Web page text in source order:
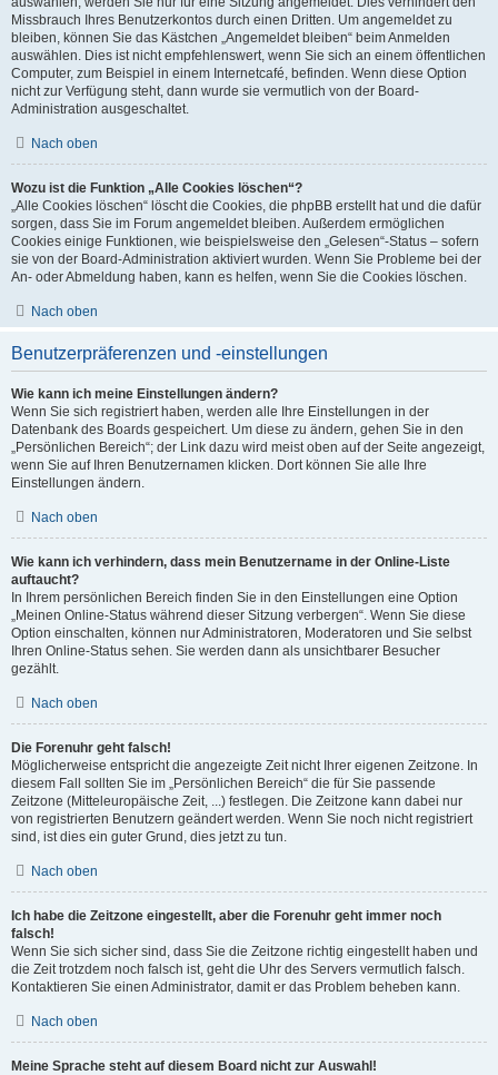
Missbrauch Ihres Benutzerkontos durch einen Dritten. Um angemeldet zu
bleiben, können Sie das Kästchen „Angemeldet bleiben“ beim Anmelden
auswählen. Dies ist nicht empfehlenswert, wenn Sie sich an einem öffentlichen
Computer, zum Beispiel in einem Internetcafé, befinden. Wenn diese Option
nicht zur Verfügung steht, dann wurde sie vermutlich von der Board-
Administration ausgeschaltet.
Nach oben
Wozu ist die Funktion „Alle Cookies löschen“?
„Alle Cookies löschen“ löscht die Cookies, die phpBB erstellt hat und die dafür
sorgen, dass Sie im Forum angemeldet bleiben. Außerdem ermöglichen
Cookies einige Funktionen, wie beispielsweise den „Gelesen“-Status – sofern
sie von der Board-Administration aktiviert wurden. Wenn Sie Probleme bei der
An- oder Abmeldung haben, kann es helfen, wenn Sie die Cookies löschen.
Nach oben
Benutzerpräferenzen und -einstellungen
Wie kann ich meine Einstellungen ändern?
Wenn Sie sich registriert haben, werden alle Ihre Einstellungen in der
Datenbank des Boards gespeichert. Um diese zu ändern, gehen Sie in den
„Persönlichen Bereich“; der Link dazu wird meist oben auf der Seite angezeigt,
wenn Sie auf Ihren Benutzernamen klicken. Dort können Sie alle Ihre
Einstellungen ändern.
Nach oben
Wie kann ich verhindern, dass mein Benutzername in der Online-Liste
auftaucht?
In Ihrem persönlichen Bereich finden Sie in den Einstellungen eine Option
„Meinen Online-Status während dieser Sitzung verbergen“. Wenn Sie diese
Option einschalten, können nur Administratoren, Moderatoren und Sie selbst
Ihren Online-Status sehen. Sie werden dann als unsichtbarer Besucher
gezählt.
Nach oben
Die Forenuhr geht falsch!
Möglicherweise entspricht die angezeigte Zeit nicht Ihrer eigenen Zeitzone. In
diesem Fall sollten Sie im „Persönlichen Bereich“ die für Sie passende
Zeitzone (Mitteleuropäische Zeit, ...) festlegen. Die Zeitzone kann dabei nur
von registrierten Benutzern geändert werden. Wenn Sie noch nicht registriert
sind, ist dies ein guter Grund, dies jetzt zu tun.
Nach oben
Ich habe die Zeitzone eingestellt, aber die Forenuhr geht immer noch
falsch!
Wenn Sie sich sicher sind, dass Sie die Zeitzone richtig eingestellt haben und
die Zeit trotzdem noch falsch ist, geht die Uhr des Servers vermutlich falsch.
Kontaktieren Sie einen Administrator, damit er das Problem beheben kann.
Nach oben
Meine Sprache steht auf diesem Board nicht zur Auswahl!